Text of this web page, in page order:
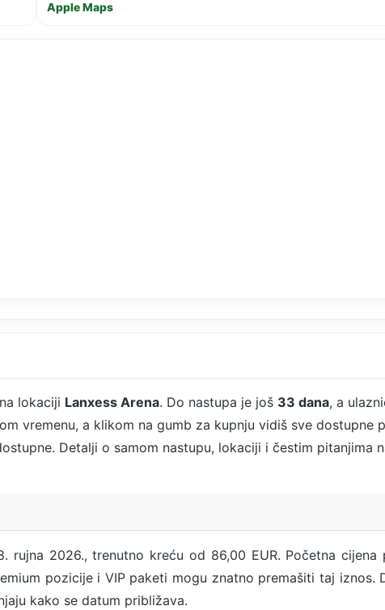
Apple Maps
na lokaciji Lanxess Arena. Do nastupa je još 33 dana, a
vremenu, a klikom na gumb za kupnju vidiš sve dostupne
Detalji o samom nastupu, lokaciji i čestim pitanjima
2026., trenutno kreću od 86,00 EUR. Početna cijena
pozicije i VIP paketi mogu znatno premašiti taj iznos.
kako se datum približava.